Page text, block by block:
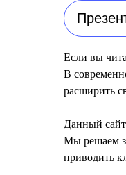
Если вы
В
расширить
Данный сайт
Мы решаем
приводить